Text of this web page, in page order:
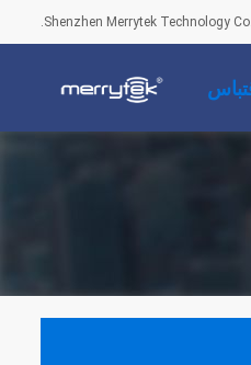
Shenzhen Merrytek Technology